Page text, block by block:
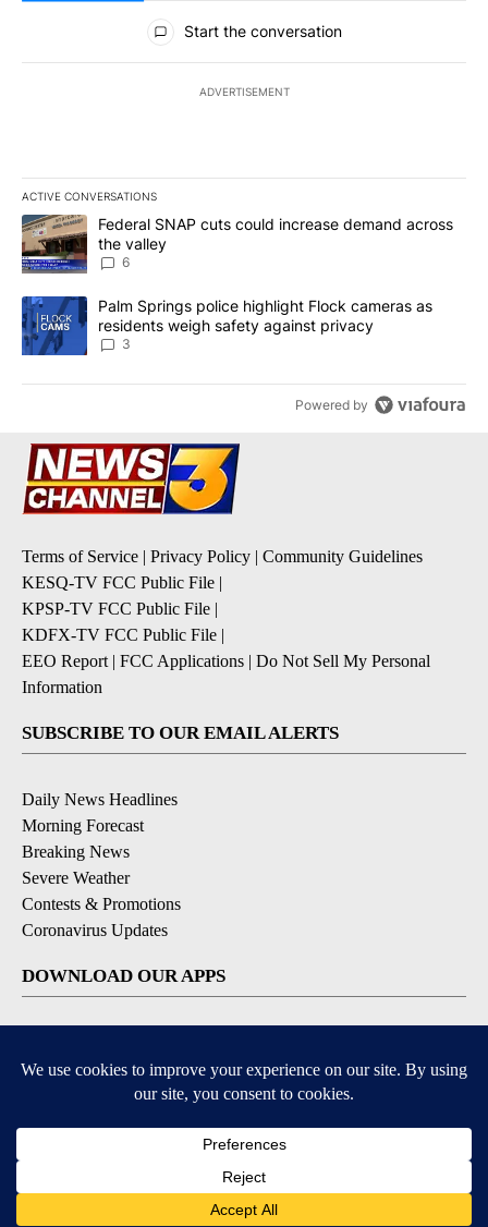
All Comments
Start the conversation
ADVERTISEMENT
ACTIVE CONVERSATIONS
The following is a list of the most commented articles in the last
A trending article titled "Federal SNAP cuts could increase
Federal SNAP cuts could increase demand across
the valley
6
A trending article titled "Palm Springs police highlight Flock
Palm Springs police highlight Flock cameras as
residents weigh safety against privacy
3
Powered by
Terms of Service | Privacy Policy | Community Guidelines
KESQ-TV FCC Public File |
KPSP-TV FCC Public File |
KDFX-TV FCC Public File |
EEO Report | FCC Applications | Do Not Sell My Personal
Information
SUBSCRIBE TO OUR EMAIL ALERTS
Daily News Headlines
Morning Forecast
Breaking News
Severe Weather
Contests & Promotions
Coronavirus Updates
DOWNLOAD OUR APPS